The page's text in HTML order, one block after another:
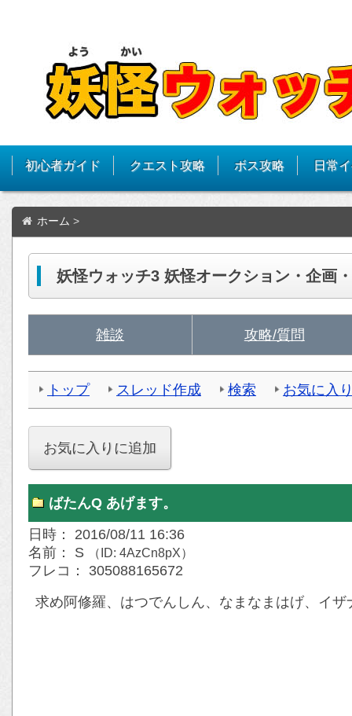
初心者ガイド クエスト攻略 ボス攻略 日常
ホーム >
妖怪ウォッチ3 妖怪オークション・企画
雑談 攻略/質問
トップ スレッド作成 検索 お気に入
ばたんQ あげます。
日時： 2016/08/11 16:36
名前： S
（ID: 4AzCn8pX）
フレコ： 305088165672
求め阿修羅、はつでんしん、なまなまはげ、イ